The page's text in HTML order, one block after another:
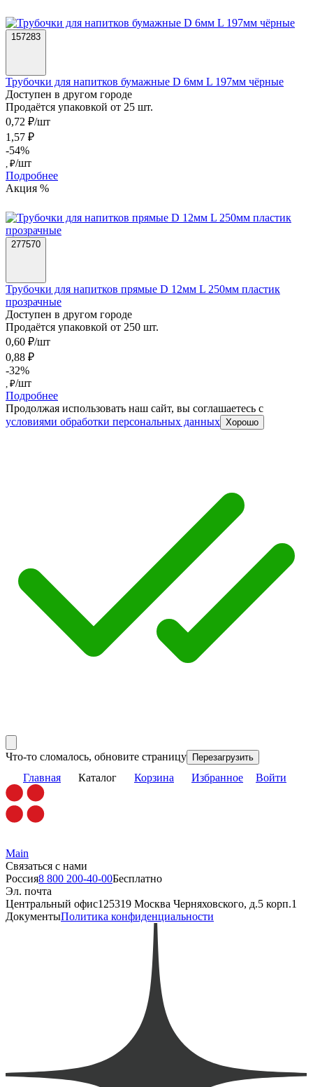
157283
Трубочки для напитков бумажные D 6мм L 197мм чёрные
Доступен в другом городе
Продаётся упаковкой от 25 шт.
0,72 ₽/шт
1,57 ₽
-54%
, ₽/шт
Подробнее
Акция %
277570
Трубочки для напитков прямые D 12мм L 250мм пластик
прозрачные
Доступен в другом городе
Продаётся упаковкой от 250 шт.
0,60 ₽/шт
0,88 ₽
-32%
, ₽/шт
Подробнее
Продолжая использовать наш сайт, вы соглашаетесь c
условиями обработки персональных данных Хорошо
Что-то сломалось, обновите страницу Перезагрузить
Главная Каталог Корзина Избранное Войти
Main
Связаться с нами
Россия8 800 200-40-00Бесплатно
Эл. почта
Центральный офис125319 Москва Черняховского, д.5 корп.1
ДокументыПолитика конфиденциальности